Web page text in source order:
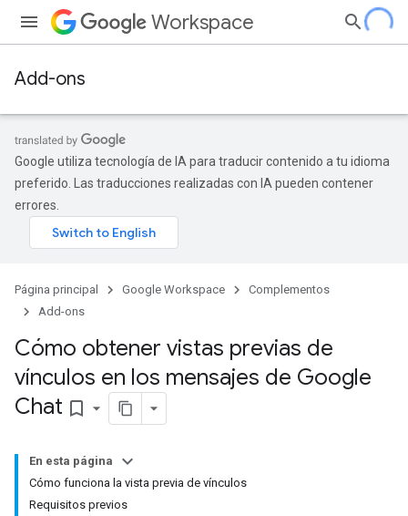
Workspace
Add-ons
Google utiliza tecnología de IA para traducir contenido a tu idioma
preferido. Las traducciones realizadas con IA pueden contener
errores.
Página principal Google Workspace
Complementos
Add-ons
Cómo obtener vistas previas de
vínculos en los mensajes de Google
Chat bookmark_border
En esta página
Cómo funciona la vista previa de vínculos
Requisitos previos